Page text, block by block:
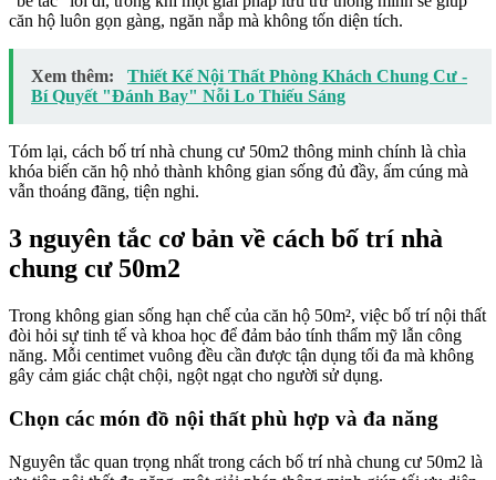
căn hộ luôn gọn gàng, ngăn nắp mà không tốn diện tích.
Xem thêm:
Thiết Kế Nội Thất Phòng Khách Chung Cư -
Bí Quyết "Đánh Bay" Nỗi Lo Thiếu Sáng
Tóm lại, cách bố trí nhà chung cư 50m2 thông minh chính là chìa
khóa biến căn hộ nhỏ thành không gian sống đủ đầy, ấm cúng mà
vẫn thoáng đãng, tiện nghi.
3 nguyên tắc cơ bản về cách bố trí nhà
chung cư 50m2
Trong không gian sống hạn chế của căn hộ 50m², việc bố trí nội thất
đòi hỏi sự tinh tế và khoa học để đảm bảo tính thẩm mỹ lẫn công
năng. Mỗi centimet vuông đều cần được tận dụng tối đa mà không
gây cảm giác chật chội, ngột ngạt cho người sử dụng.
Chọn các món đồ nội thất phù hợp và đa năng
Nguyên tắc quan trọng nhất trong cách bố trí nhà chung cư 50m2 là